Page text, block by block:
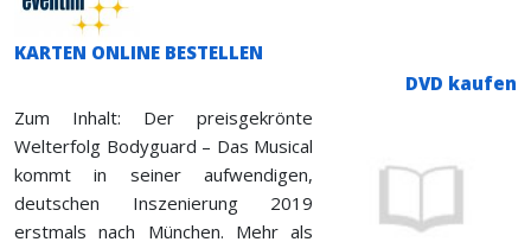
KARTEN ONLINE BESTELLEN
DVD kaufen
Zum Inhalt: Der preisgekrönte
Welterfolg Bodyguard – Das Musical
kommt in seiner aufwendigen,
deutschen Inszenierung 2019
erstmals nach München. Mehr als